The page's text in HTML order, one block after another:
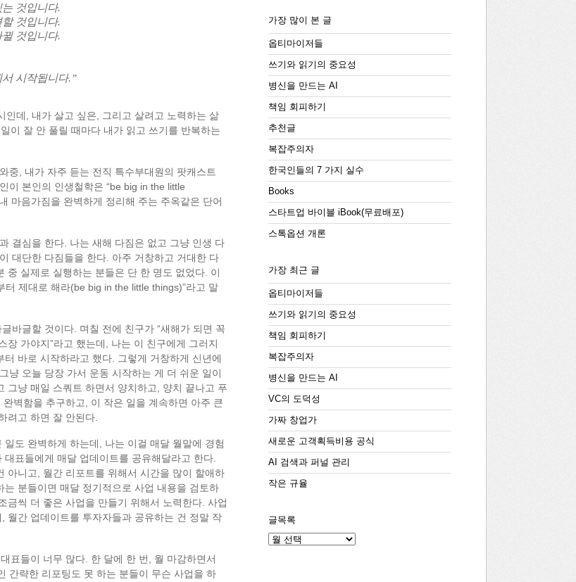
것입니다.
것입니다.
것입니다.
시작됩니다.”
인데, 내가 살고 싶은, 그리고 살려고 노력하는 삶
이 잘 안 풀릴 때마다 내가 읽고 쓰기를 반복하는
중, 내가 자주 듣는 전직 특수부대원의 팟캐스트
이 본인의 인생철학은 “be big in the little
마음가짐을 완벽하게 정리해 주는 주옥같은 단어
결심을 한다. 나는 새해 다짐은 없고 그냥 인생 다
대단한 다짐들을 한다. 아주 거창하고 거대한 다
중 실제로 실행하는 분들은 단 한 명도 없었다. 이
터 제대로 해라(be big in the little things)”라고 말
바글할 것이다. 며칠 전에 친구가 “새해가 되면 꼭
장 가야지”라고 했는데, 나는 이 친구에게 그러지
바로 시작하라고 했다. 그렇게 거창하게 신년에
냥 오늘 당장 가서 운동 시작하는 게 더 쉬운 일이
그냥 매일 스쿼트 하면서 양치하고, 양치 끝나고 푸
벽함을 추구하고, 이 작은 일을 계속하면 아주 큰
려고 하면 잘 안된다.
도 완벽하게 하는데, 나는 이걸 매달 월말에 경험
표들에게 매달 업데이트를 공유해달라고 한다.
아니고, 월간 리포트를 위해서 시간을 많이 할애하
분들이면 매달 정기적으로 사업 내용을 검토하
금씩 더 좋은 사업을 만들기 위해서 노력한다. 사업
월간 업데이트를 투자자들과 공유하는 건 정말 작
표들이 너무 많다. 한 달에 한 번, 월 마감하면서
간략한 리포팅도 못 하는 분들이 무슨 사업을 하
가장 많이 본 글
옵티마이저들
쓰기와 읽기의 중요성
병신을 만드는 AI
책임 회피하기
추천글
복잡주의자
한국인들의 7 가지 실수
Books
스타트업 바이블 iBook(무료배포)
스톡옵션 개론
가장 최근 글
옵티마이저들
쓰기와 읽기의 중요성
책임 회피하기
복잡주의자
병신을 만드는 AI
VC의 도덕성
가짜 창업가
새로운 고객획득비용 공식
AI 검색과 퍼널 관리
작은 규율
글목록
글